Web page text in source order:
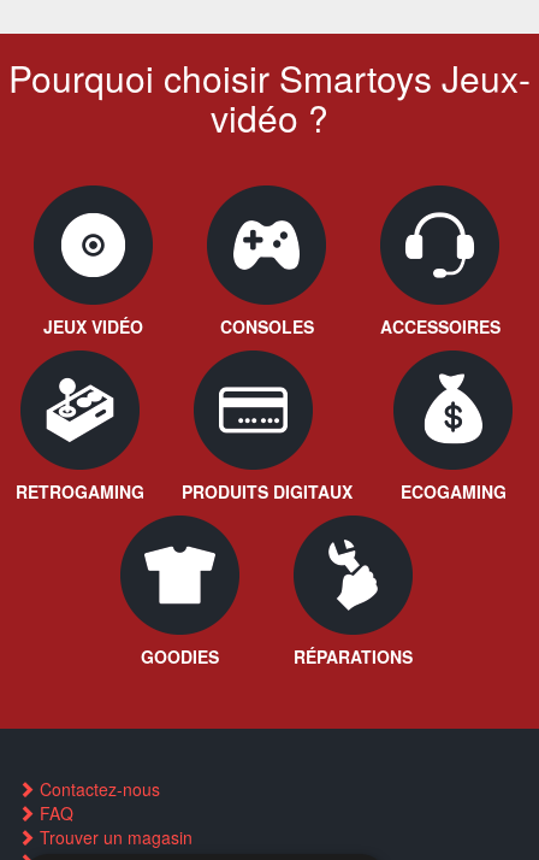
Pourquoi choisir Smartoys Jeux-
vidéo ?
JEUX VIDÉO CONSOLES ACCESSOIRES
RETROGAMING PRODUITS DIGITAUX ECOGAMING
GOODIES RÉPARATIONS
Contactez-nous
FAQ
Trouver un magasin